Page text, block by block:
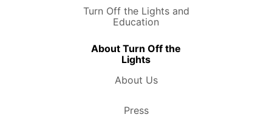
Turn Off the Lights and
Education
About Turn Off the
Lights
About Us
Press